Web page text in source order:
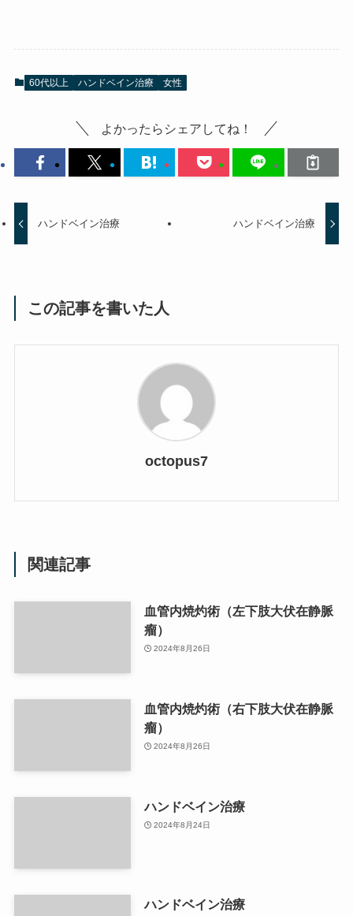
60代以上 ハンドベイン治療 女性
よかったらシェアしてね！
ハンドベイン治療 ハンドベイン治療
この記事を書いた人
octopus7
関連記事
血管内焼灼術（左下肢大伏在静脈
瘤）
2024年8月26日
血管内焼灼術（右下肢大伏在静脈
瘤）
2024年8月26日
ハンドベイン治療
2024年8月24日
ハンドベイン治療